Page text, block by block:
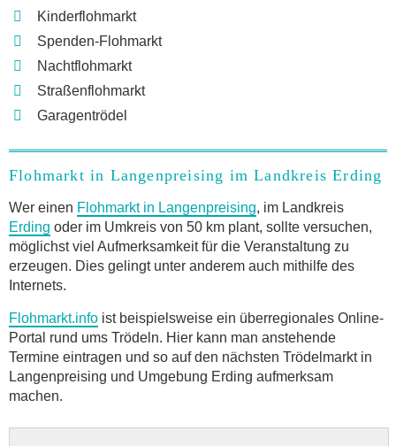
Kinderflohmarkt
Spenden-Flohmarkt
Nachtflohmarkt
Straßenflohmarkt
Garagentrödel
Flohmarkt in Langenpreising im Landkreis Erding
Wer einen Flohmarkt in Langenpreising, im Landkreis
Erding oder im Umkreis von 50 km plant, sollte versuchen,
möglichst viel Aufmerksamkeit für die Veranstaltung zu
erzeugen. Dies gelingt unter anderem auch mithilfe des
Internets.
Flohmarkt.info ist beispielsweise ein überregionales Online-
Portal rund ums Trödeln. Hier kann man anstehende
Termine eintragen und so auf den nächsten Trödelmarkt in
Langenpreising und Umgebung Erding aufmerksam
machen.